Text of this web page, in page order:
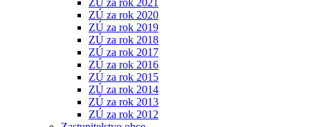
ZÚ za rok 2021
ZÚ za rok 2020
ZÚ za rok 2019
ZÚ za rok 2018
ZÚ za rok 2017
ZÚ za rok 2016
ZÚ za rok 2015
ZÚ za rok 2014
ZÚ za rok 2013
ZÚ za rok 2012